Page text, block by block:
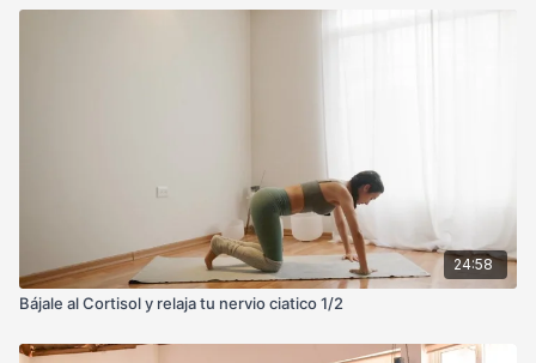
24:58
Bájale al Cortisol y relaja tu nervio ciatico 1/2